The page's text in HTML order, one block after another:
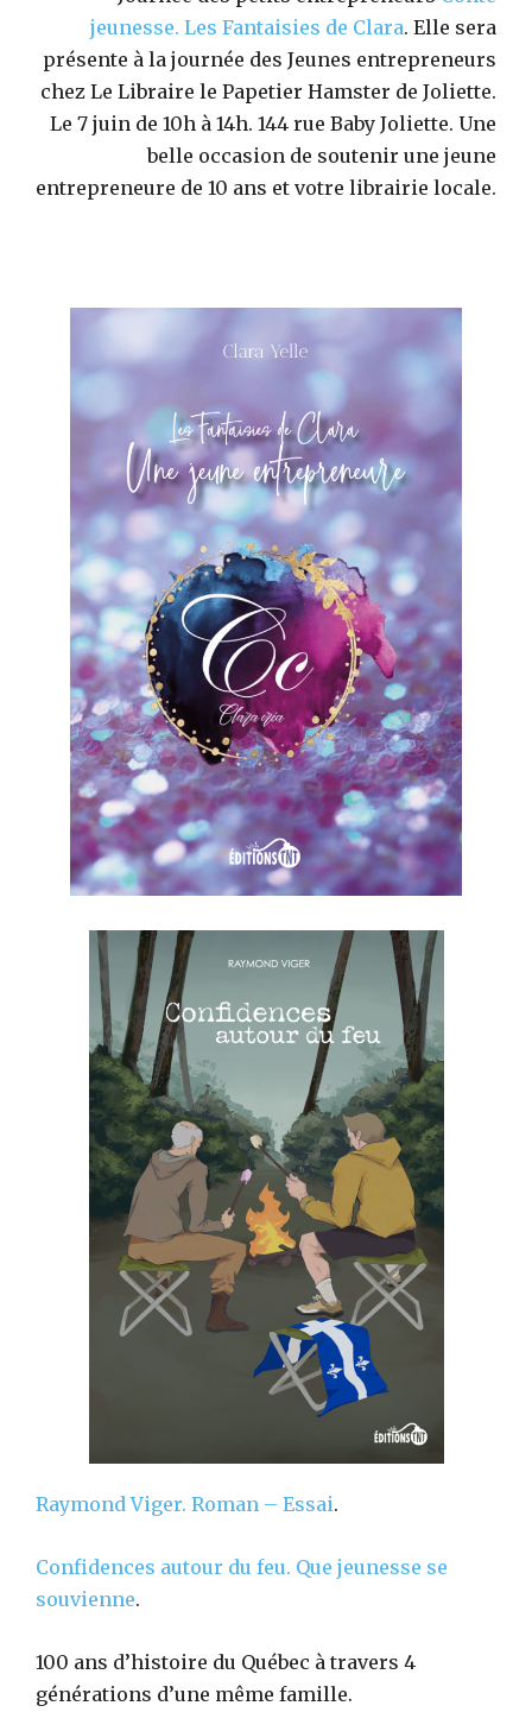
jeunesse. Les Fantaisies de Clara. Elle sera
présente à la journée des Jeunes entrepreneurs
chez Le Libraire le Papetier Hamster de Joliette.
Le 7 juin de 10h à 14h. 144 rue Baby Joliette. Une
belle occasion de soutenir une jeune
entrepreneure de 10 ans et votre librairie locale.
Raymond Viger. Roman – Essai.
Confidences autour du feu. Que jeunesse se
souvienne.
100 ans d’histoire du Québec à travers 4
générations d’une même famille.